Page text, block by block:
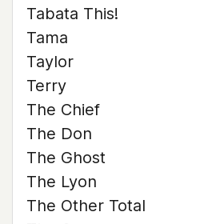
Tabata This!
Tama
Taylor
Terry
The Chief
The Don
The Ghost
The Lyon
The Other Total